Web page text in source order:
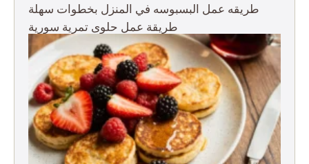
طريقه عمل البسبوسه في المنزل بخطوات سهلة
طريقة عمل حلوى تمرية سورية